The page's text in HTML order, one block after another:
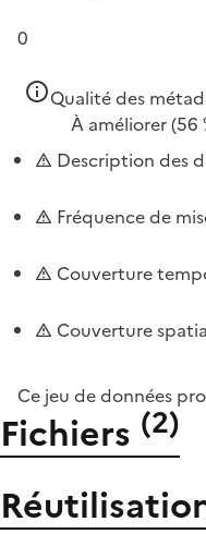
0
Qualité des
À améliorer(56
Description des
Fréquence de
Couverture
Couverture
Ce jeu de données
Fichiers (2)